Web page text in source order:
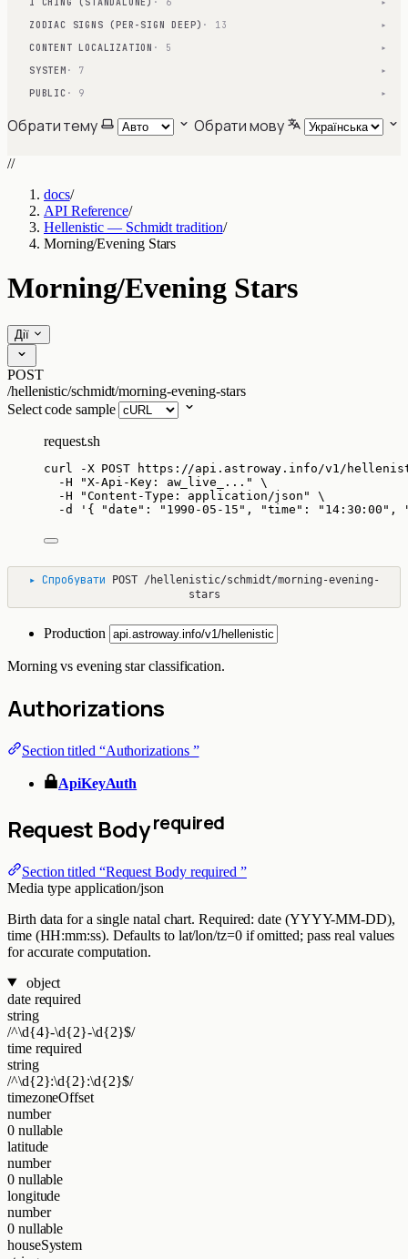
▾
ZODIAC SIGNS (PER-SIGN DEEP) · 13 ▾
CONTENT LOCALIZATION · 5 ▾
SYSTEM · 7 ▾
PUBLIC · 9 ▾
Обрати тему Обрати мову
//
docs/
API Reference/
Hellenistic — Schmidt tradition/
Morning/Evening Stars
Morning/Evening Stars
Дії
POST
/hellenistic/schmidt/morning-evening-stars
Select code sample
request.sh
curl -X POST
https://api.astroway.info/v1/
-H
"X-Api-Key: aw_live_... "
\
-H
"Content-Type: application/json "
\
-d
' { "date": "1990-05-15", "time":
▸ Спробувати POST
/hellenistic/schmidt/morning-evening-
stars
Production
Morning vs evening star classification.
Authorizations
Section titled “Authorizations ”
ApiKeyAuth
Request Bodyrequired
Section titled “Request Body required ”
Media type application/json
Birth data for a single natal chart. Required: date (YYYY-MM-DD),
time (HH:mm:ss). Defaults to lat/lon/tz=0 if omitted; pass real values
for accurate computation.
object
date required
string
/^\d{4}-\d{2}-\d{2}$/
time required
string
/^\d{2}:\d{2}:\d{2}$/
timezoneOffset
number
0 nullable
latitude
number
0 nullable
longitude
number
0 nullable
houseSystem